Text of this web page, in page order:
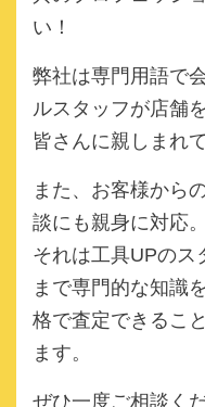
い！
弊社は専門用語で
ルスタッフが店舗
皆さんに親しまれ
また、お客様から
談にも親身に対応。
それは工具UPのス
まで専門的な知識
格で査定できるこ
ます。
ぜひ一度ご相談く